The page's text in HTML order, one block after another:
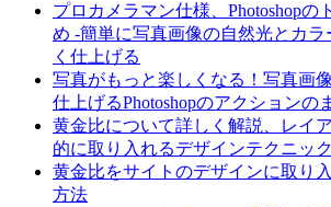
プロカメラマン仕様、Photoshopの
め -簡単に写真画像の自然光とカラ
く仕上げる
写真がもっと楽しくなる！写真画
仕上げるPhotoshopのアクションの
黄金比について詳しく解説、レイ
的に取り入れるデザインテクニッ
黄金比をサイトのデザインに取り
方法